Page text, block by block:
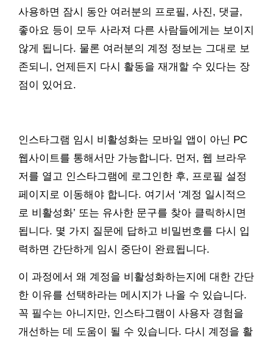
사용하면 잠시 동안 여러분의 프로필, 사진, 댓글,
좋아요 등이 모두 사라져 다른 사람들에게는 보이지
않게 됩니다. 물론 여러분의 계정 정보는 그대로 보
존되니, 언제든지 다시 활동을 재개할 수 있다는 장
점이 있어요.
인스타그램 임시 비활성화는 모바일 앱이 아닌 PC
웹사이트를 통해서만 가능합니다. 먼저, 웹 브라우
저를 열고 인스타그램에 로그인한 후, 프로필 설정
페이지로 이동해야 합니다. 여기서 ‘계정 일시적으
로 비활성화’ 또는 유사한 문구를 찾아 클릭하시면
됩니다. 몇 가지 질문에 답하고 비밀번호를 다시 입
력하면 간단하게 임시 중단이 완료됩니다.
이 과정에서 왜 계정을 비활성화하는지에 대한 간단
한 이유를 선택하라는 메시지가 나올 수 있습니다.
꼭 필수는 아니지만, 인스타그램이 사용자 경험을
개선하는 데 도움이 될 수 있습니다. 다시 계정을 활